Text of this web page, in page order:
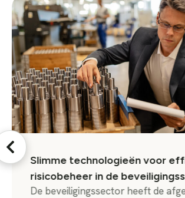
Slimme technologieën voor
risicobeheer in de
De beveiligingssector heeft de